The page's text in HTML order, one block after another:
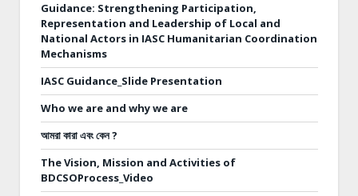
Guidance: Strengthening Participation,
Representation and Leadership of Local and
National Actors in IASC Humanitarian Coordination
Mechanisms
IASC Guidance_Slide Presentation
Who we are and why we are
আমরা কারা এবং কেন ?
The Vision, Mission and Activities of
BDCSOProcess_Video